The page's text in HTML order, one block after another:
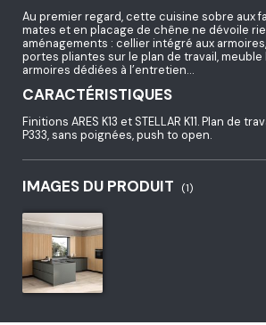
Au premier regard, cette cuisine sobre aux
mates et en placage de chêne ne dévoile
aménagements : cellier intégré aux
portes pliantes sur le plan de travail, meuble
armoires dédiées à l’entretien…
CARACTÉRISTIQUES
Finitions ARES K13 et STELLAR K11. Plan de
P333, sans poignées, push to open.
IMAGES DU PRODUIT (1)